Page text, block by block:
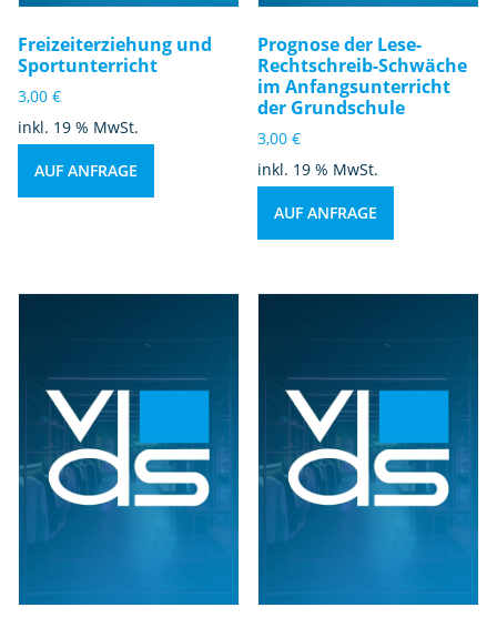
Freizeiterziehung und
Sportunterricht
3,00 €
inkl. 19 % MwSt.
AUF ANFRAGE
Prognose der Lese-
Rechtschreib-Schwäche
im Anfangsunterricht
der Grundschule
3,00€
inkl. 19 % MwSt.
AUF ANFRAGE